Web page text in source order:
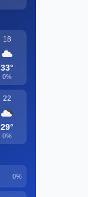
18
33°
0%
22
29°
0%
0%